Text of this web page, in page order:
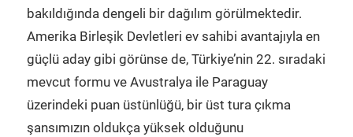
bakıldığında dengeli bir dağılım görülmektedir.
Amerika Birleşik Devletleri ev sahibi avantajıyla en
güçlü aday gibi görünse de, Türkiye’nin 22. sıradaki
mevcut formu ve Avustralya ile Paraguay
üzerindeki puan üstünlüğü, bir üst tura çıkma
şansımızın oldukça yüksek olduğunu